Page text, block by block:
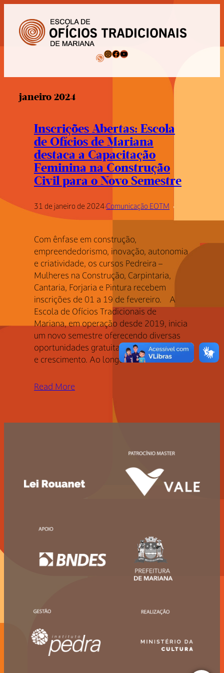
conteúdo
WhatsApp InstagramFacebook Youtube
janeiro 2024
Inscrições Abertas: Escola
de Ofícios de Mariana
destaca a Capacitação
Feminina na Construção
Civil para o Novo Semestre
31 de janeiro de 2024·Comunicação EOTM
Com ênfase em construção,
empreendedorismo, inovação, autonomia
e criatividade, os cursos Pedreira –
Mulheres na Construção, Carpintaria,
Cantaria, Forjaria e Pintura recebem
inscrições de 01 a 19 de fevereiro. A
Escola de Ofícios Tradicionais de
Mariana, em operação desde 2019, inicia
um novo semestre oferecendo diversas
oportunidades gratuitas de aprendizado
e crescimento. Ao longo…
Read More